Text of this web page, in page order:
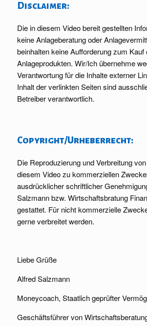
Disclaimer:
Die in diesem Video bereit gestellten
keine Anlageberatung oder
beinhalten keine Aufforderung zum
Anlageprodukten. Wir/Ich übernehme
Verantwortung für die Inhalte externer
Inhalt der verlinkten Seiten sind
Betreiber verantwortlich.
Copyright/Urheberrecht:
Die Reproduzierung und Verbreitung
diesem Video zu kommerziellen
ausdrücklicher schriftlicher
Salzmann bzw. Wirtschaftsbratung
gestattet. Für nicht kommerzielle
gerne verbreitet werden.
Liebe Grüße
Alfred Salzmann
Moneycoach, Staatlich geprüfter
Geschäftsführer von